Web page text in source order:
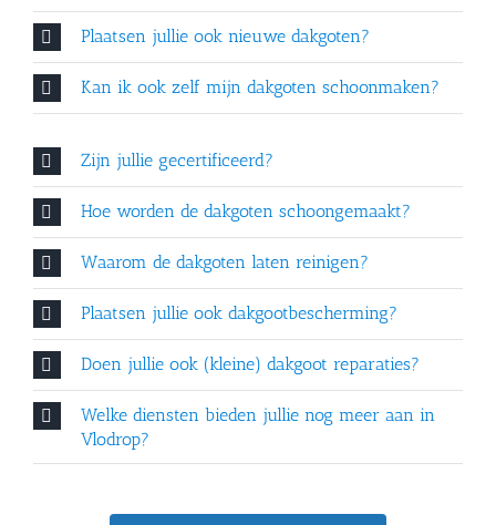
Plaatsen jullie ook nieuwe dakgoten?
Kan ik ook zelf mijn dakgoten schoonmaken?
Zijn jullie gecertificeerd?
Hoe worden de dakgoten schoongemaakt?
Waarom de dakgoten laten reinigen?
Plaatsen jullie ook dakgootbescherming?
Doen jullie ook (kleine) dakgoot reparaties?
Welke diensten bieden jullie nog meer aan in
Vlodrop?